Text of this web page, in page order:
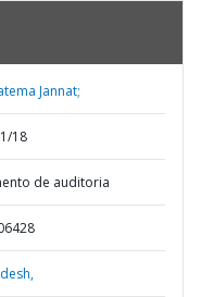
Jannat;
18
de auditoria